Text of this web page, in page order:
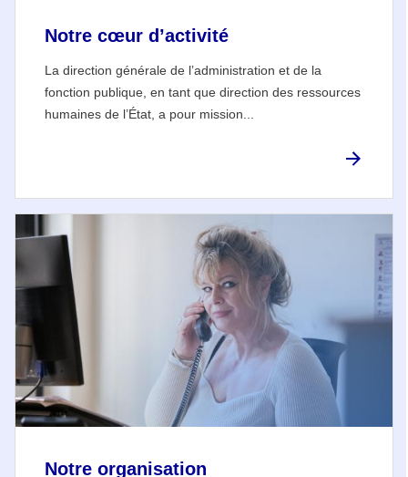
Notre cœur d’activité
La direction générale de l’administration et de la
fonction publique, en tant que direction des ressources
humaines de l’État, a pour mission...
Notre organisation